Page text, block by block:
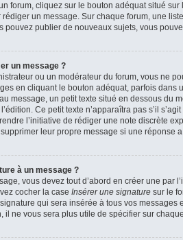
forum, cliquez sur le bouton adéquat situé
un message. Sur chaque forum, une
pouvez publier de nouveaux sujets, vous
un message ?
ou un modérateur du forum, vous ne
en cliquant le bouton adéquat, parfois dans
message, un petit texte situé en dessous du
Ce petit texte n’apparaîtra pas s’il
l’initiative de rédiger une note discrète
leur propre message si une réponse
à un message ?
vous devez tout d’abord en créer une par
cocher la case Insérer une signature sur le
qui sera insérée à tous vos messages
il ne vous sera plus utile de spécifier sur